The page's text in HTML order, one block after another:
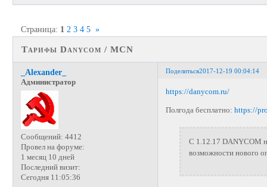
Тарифы Danycom / MCN
Страница: 1 2 3 4 5 »
Поделиться2017-12-19 00:04:14
_Alexander_
Администратор
Сообщений: 4412
Провел на форуме:
1 месяц 10 дней
Последний визит:
Сегодня 11:05:36
https://danycom.ru/
Полгода бесплатно:https://
C 1.12.17 DANYCOM
возможности нового